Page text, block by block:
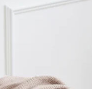
Foto oder einer